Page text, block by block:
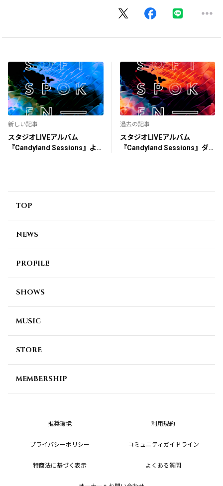
新しい記事
スタジオLIVEアルバム
『Candyland Sessions』よ
過去の記事
スタジオLIVEアルバム
『Candyland Sessions』ダ
TOP
NEWS
PROFILE
SHOWS
MUSIC
STORE
MEMBERSHIP
推奨環境 利用規約
プライバシーポリシー コミュニティガイドライン
特商法に基づく表示 よくある質問